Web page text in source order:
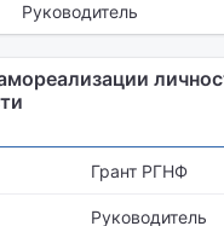
Руководитель
Грант РГНФ
Руководитель